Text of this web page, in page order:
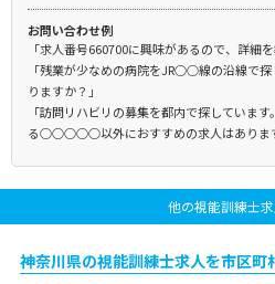
お問い合わせ例
「求人番号660700に興味があるので、詳細
「残業が少なめの病院をJR○○線の沿線で
りますか？」
「訪問リハビリの募集を都内で探していま
る○○○○○以外におすすめの求人はありま
他の視能訓練士
神奈川県の視能訓練士求人を市区町